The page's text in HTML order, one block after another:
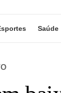
Saúde